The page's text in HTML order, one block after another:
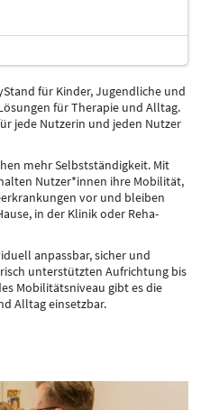
für Kinder, Jugendliche und
für Therapie und Alltag.
jede Nutzerin und jeden Nutzer
mehr Selbstständigkeit. Mit
Nutzer*innen ihre Mobilität,
vor und bleiben
in der Klinik oder Reha-
anpassbar, sicher und
unterstützten Aufrichtung bis
Mobilitätsniveau gibt es die
Alltag einsetzbar.